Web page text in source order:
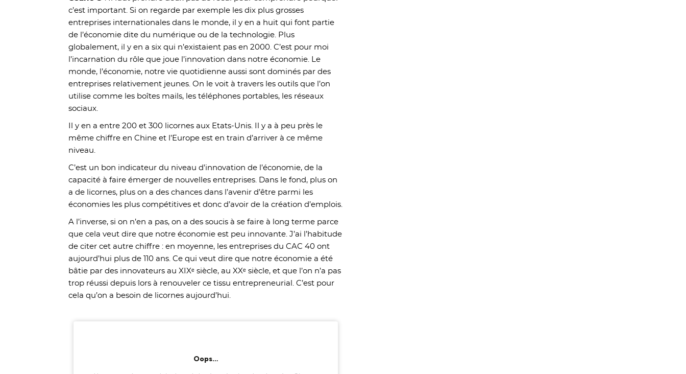
c’est important. Si on regarde par exemple les dix plus grosses
entreprises internationales dans le monde, il y en a huit qui font partie
de l’économie dite du numérique ou de la technologie. Plus
globalement, il y en a six qui n’existaient pas en 2000. C’est pour moi
l’incarnation du rôle que joue l’innovation dans notre économie. Le
monde, l’économie, notre vie quotidienne aussi sont dominés par des
entreprises relativement jeunes. On le voit à travers les outils que l’on
utilise comme les boîtes mails, les téléphones portables, les réseaux
sociaux.
Il y en a entre 200 et 300 licornes aux Etats-Unis. Il y a à peu près le
même chiffre en Chine et l’Europe est en train d’arriver à ce même
niveau.
C’est un bon indicateur du niveau d’innovation de l’économie, de la
capacité à faire émerger de nouvelles entreprises. Dans le fond, plus on
a de licornes, plus on a des chances dans l’avenir d’être parmi les
économies les plus compétitives et donc d’avoir de la création d’emplois.
A l’inverse, si on n’en a pas, on a des soucis à se faire à long terme parce
que cela veut dire que notre économie est peu innovante. J’ai l’habitude
de citer cet autre chiffre : en moyenne, les entreprises du CAC 40 ont
aujourd’hui plus de 110 ans. Ce qui veut dire que notre économie a été
bâtie par des innovateurs au XIXᵉ siècle, au XXᵉ siècle, et que l’on n’a pas
trop réussi depuis lors à renouveler ce tissu entrepreneurial. C’est pour
cela qu’on a besoin de licornes aujourd’hui.